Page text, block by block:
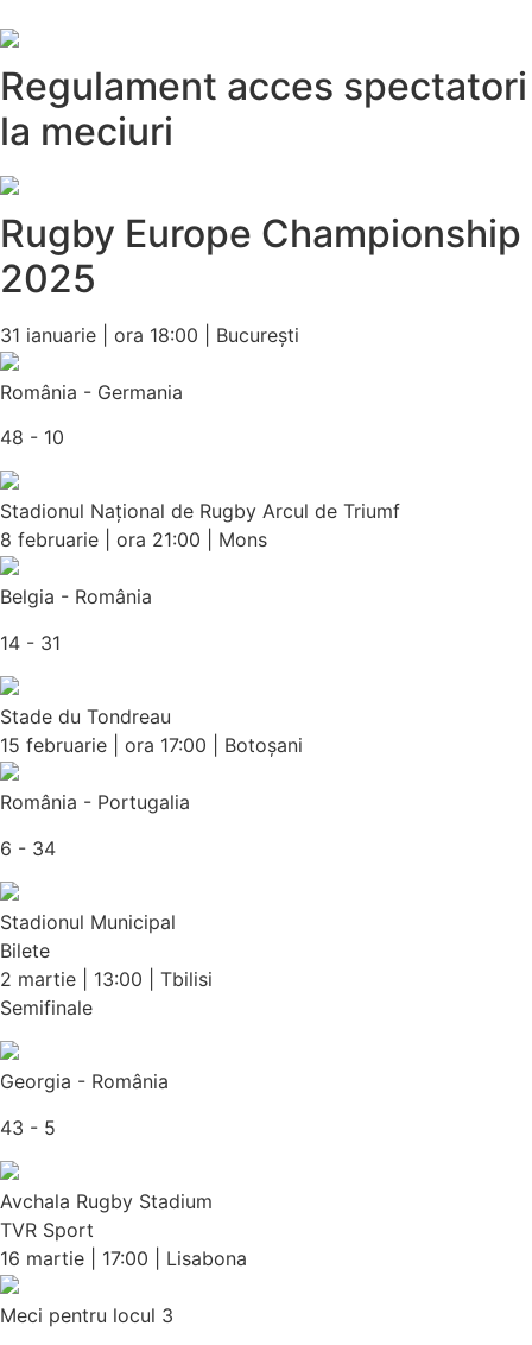
Regulament acces spectatori
la meciuri
Rugby Europe Championship
2025
31 ianuarie | ora 18:00 | București
România - Germania
48 - 10
Stadionul Național de Rugby Arcul de Triumf
8 februarie | ora 21:00 | Mons
Belgia - România
14 - 31
Stade du Tondreau
15 februarie | ora 17:00 | Botoșani
România - Portugalia
6 - 34
Stadionul Municipal
Bilete
2 martie | 13:00 | Tbilisi
Semifinale
Georgia - România
43 - 5
Avchala Rugby Stadium
TVR Sport
16 martie | 17:00 | Lisabona
Meci pentru locul 3